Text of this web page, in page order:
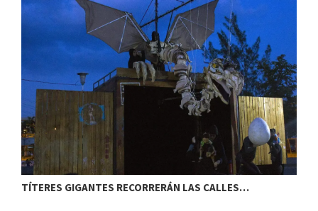
TÍTERES GIGANTES RECORRERÁN LAS CALLES…